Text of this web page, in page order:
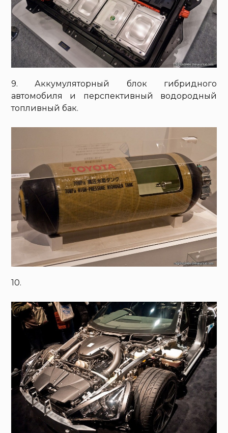
9. Аккумуляторный блок гибридного
автомобиля и перспективный водородный
топливный бак.
10.